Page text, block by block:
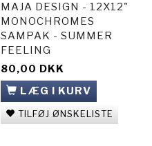
MAJA DESIGN - 12X12"
MONOCHROMES
SAMPAK - SUMMER
FEELING
80,00 DKK
LÆG I KURV
TILFØJ ØNSKELISTE